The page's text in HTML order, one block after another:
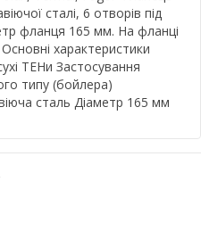
сталі, 6 отворів під
фланця 165 мм. На фланці
характеристики
ТЕНи Застосування
типу (бойлера)
сталь Діаметр 165 мм